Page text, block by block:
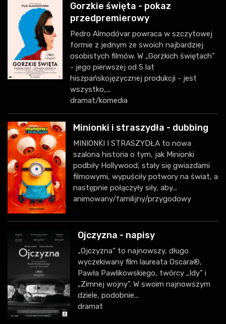
Gorzkie święta - pokaz
przedpremierowy
Pedro Almodóvar powraca w szczytowej
formie z jednym ze swoich najbardziej
osobistych filmów. W „Gorzkich świętach”
- jego pierwszej od 5 lat
hiszpańskojęzycznej produkcji - jest
wszystko,...
dramat/komedia
Minionki i straszydła - dubbing
MINIONKI I STRASZYDŁA to nowa
szalona historia o tym, jak Minionki
podbiły Hollywood, stały się gwiazdami
filmowymi, wypuściły potwory na świat, a
następnie połączyły siły, aby...
animowany/familijny/przygodowy
Ojczyzna - napisy
„Ojczyzna” to najnowszy, długo
wyczekiwany film laureata Oscara®,
Pawła Pawlikowskiego, twórcy „Idy” i
„Zimnej wojny”. W swoim najnowszym
dziele, podobnie...
dramat